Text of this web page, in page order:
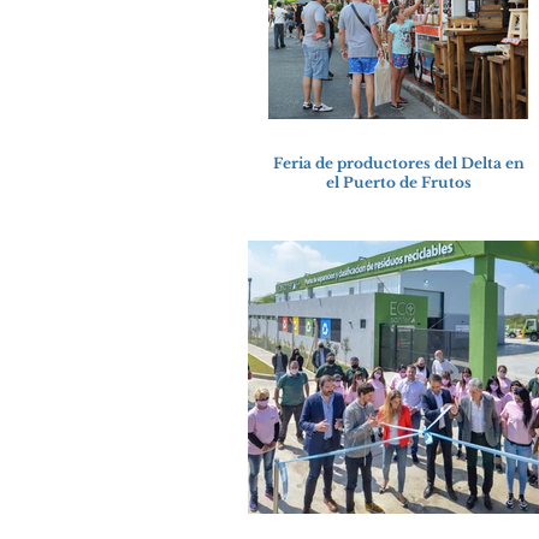
Feria de productores del Delta en
el Puerto de Frutos